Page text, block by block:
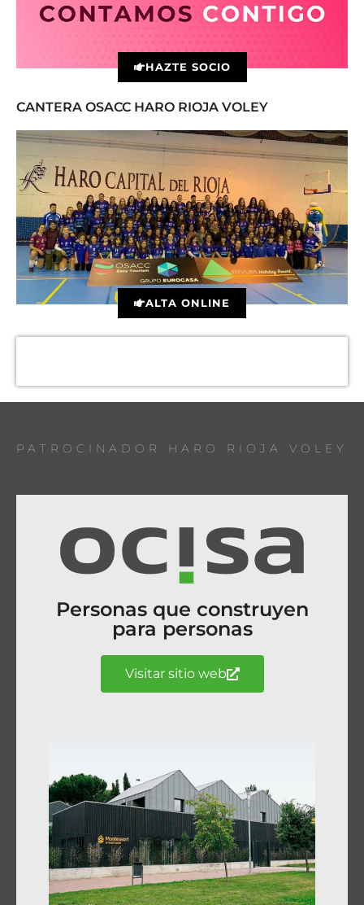
HAZTE SOCIO
CANTERA OSACC HARO RIOJA VOLEY
ALTA ONLINE
PATROCINADOR HARO RIOJA VOLEY
Personas que construyen
para personas
Visitar sitio web